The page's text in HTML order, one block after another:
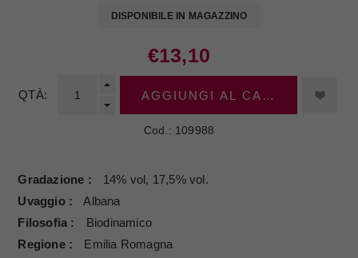
DISPONIBILE IN MAGAZZINO
€13,10
QTÀ: AGGIUNGI AL CARRELLO
Cod.: 109988
Gradazione
14% vol, 17,5% vol.
Uvaggio
Albana
Filosofia
Biodinamico
Regione
Emilia Romagna